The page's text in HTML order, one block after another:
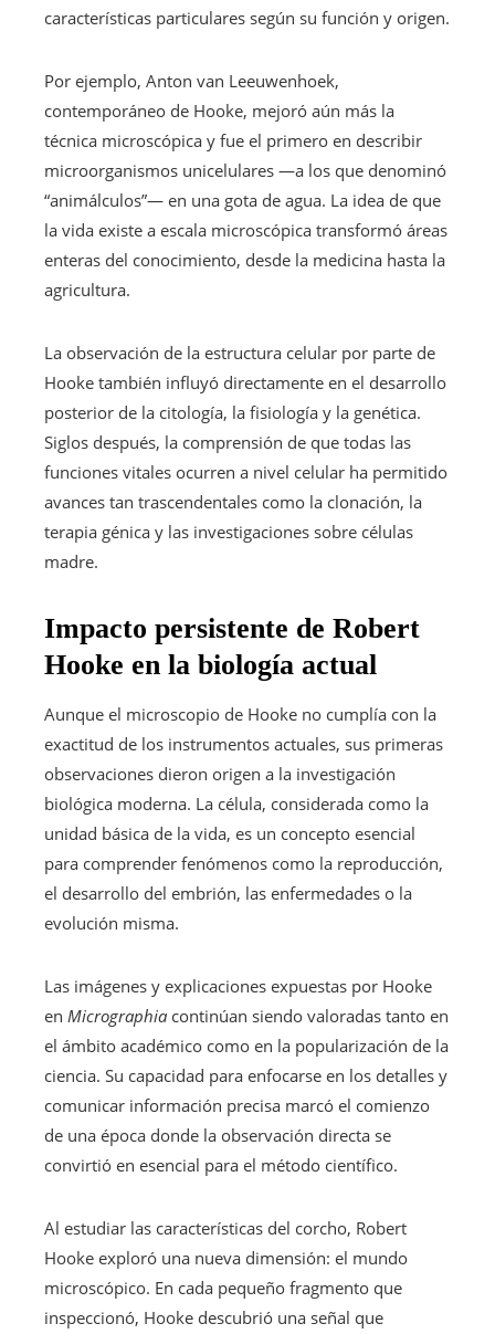
características particulares según su función y origen.
Por ejemplo, Anton van Leeuwenhoek,
contemporáneo de Hooke, mejoró aún más la
técnica microscópica y fue el primero en describir
microorganismos unicelulares —a los que denominó
“animálculos”— en una gota de agua. La idea de que
la vida existe a escala microscópica transformó áreas
enteras del conocimiento, desde la medicina hasta la
agricultura.
La observación de la estructura celular por parte de
Hooke también influyó directamente en el desarrollo
posterior de la citología, la fisiología y la genética.
Siglos después, la comprensión de que todas las
funciones vitales ocurren a nivel celular ha permitido
avances tan trascendentales como la clonación, la
terapia génica y las investigaciones sobre células
madre.
Impacto persistente de Robert
Hooke en la biología actual
Aunque el microscopio de Hooke no cumplía con la
exactitud de los instrumentos actuales, sus primeras
observaciones dieron origen a la investigación
biológica moderna. La célula, considerada como la
unidad básica de la vida, es un concepto esencial
para comprender fenómenos como la reproducción,
el desarrollo del embrión, las enfermedades o la
evolución misma.
Las imágenes y explicaciones expuestas por Hooke
en Micrographia continúan siendo valoradas tanto en
el ámbito académico como en la popularización de la
ciencia. Su capacidad para enfocarse en los detalles y
comunicar información precisa marcó el comienzo
de una época donde la observación directa se
convirtió en esencial para el método científico.
Al estudiar las características del corcho, Robert
Hooke exploró una nueva dimensión: el mundo
microscópico. En cada pequeño fragmento que
inspeccionó, Hooke descubrió una señal que